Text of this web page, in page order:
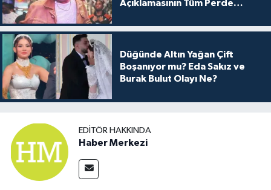
Açıklamasının Tüm Perde
Düğünde Altın Yağan Çift
Boşanıyor mu? Eda Sakız ve
Burak Bulut Olayı Ne?
EDITÖR HAKKINDA
Haber Merkezi